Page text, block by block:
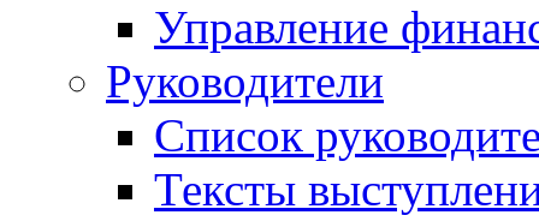
Управление
Руководители
Список
Тексты